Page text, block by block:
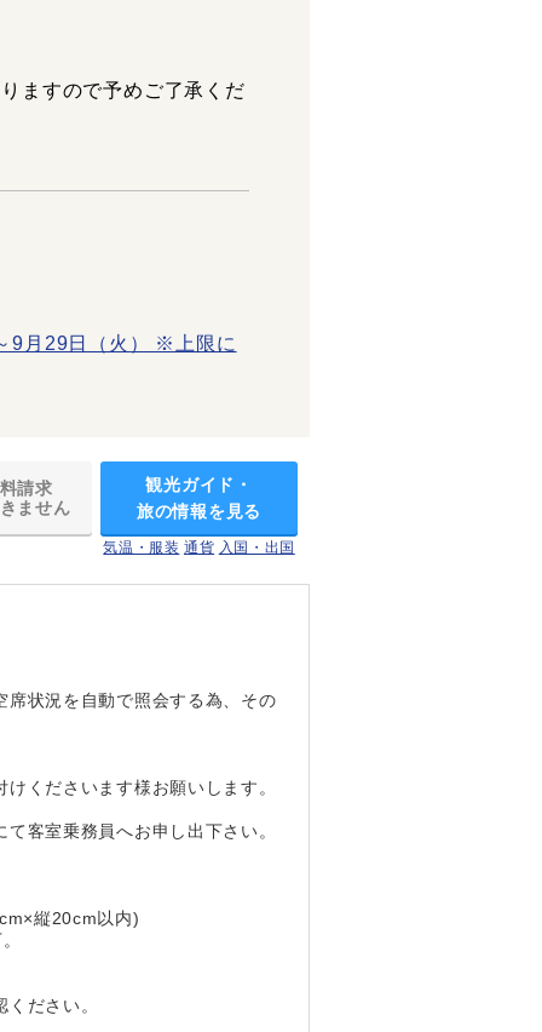
ますので予めご了承くだ
9月29日（火） ※上限に
請求
ません
観光ガイド・
旅の情報を見る
気温・服装 通貨 入国・出国
状況を自動で照会する為、その
くださいます様お願いします。
客室乗務員へお申し出下さい。
縦20cm以内)
ださい。